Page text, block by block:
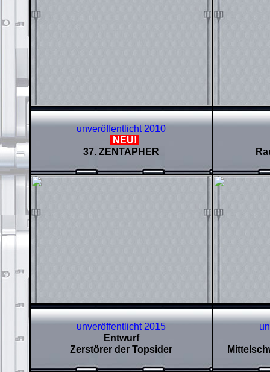
unveröffentlicht 2010
NEU!
37. ZENTAPHER
unveröffentlicht 2015
Entwurf
Zerstörer der Topsider